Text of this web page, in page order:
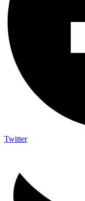
Twitter